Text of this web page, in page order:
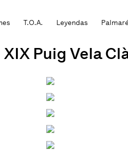
T.O.A. Leyendas
Puig Vela